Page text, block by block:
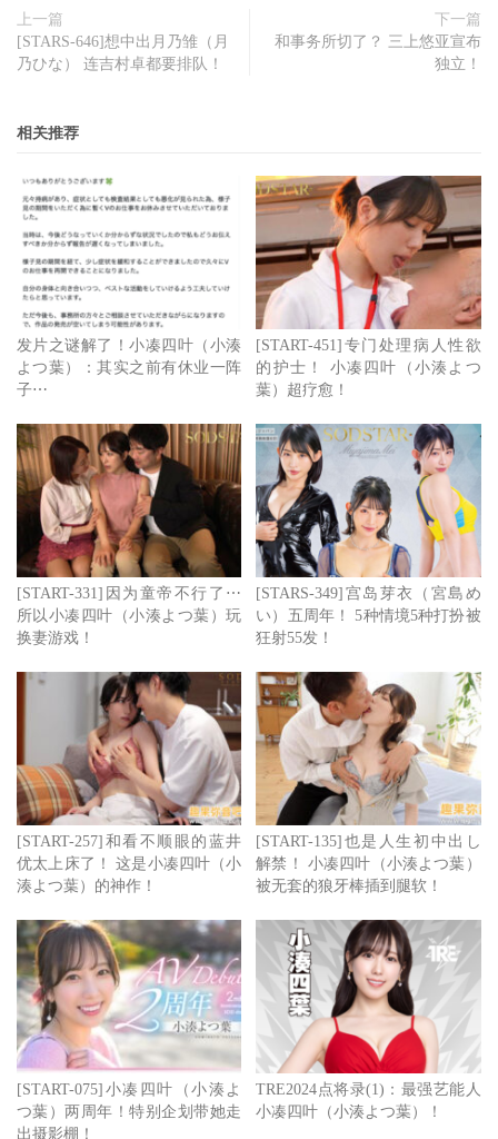
上一篇
[STARS-646]想中出月乃雏（月
乃ひな） 连吉村卓都要排队！
下一篇
和事务所切了？ 三上悠亚宣布
独立！
相关推荐
发片之谜解了！小凑四叶（小湊
よつ葉）：其实之前有休业一阵
子⋯
[START-451]专门处理病人性欲
的护士！ 小凑四叶（小湊よつ
葉）超疗愈！
[START-331]因为童帝不行了⋯
所以小凑四叶（小湊よつ葉）玩
换妻游戏！
[STARS-349]宫岛芽衣（宮島め
い）五周年！ 5种情境5种打扮被
狂射55发！
[START-257]和看不顺眼的蓝井
优太上床了！ 这是小凑四叶（小
湊よつ葉）的神作！
[START-135]也是人生初中出し
解禁！ 小凑四叶（小湊よつ葉）
被无套的狼牙棒插到腿软！
[START-075]小凑四叶（小湊よ
つ葉）两周年！特别企划带她走
出摄影棚！
TRE2024点将录(1)：最强艺能人
小凑四叶（小湊よつ葉）！